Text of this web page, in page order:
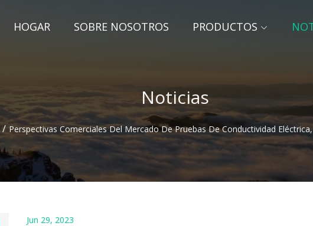
HOGAR SOBRE NOSOTROS PRODUCTOS
Noticias
/ Perspectivas Comerciales Del Mercado De Pruebas De Conductividad
Jun 29, 2023